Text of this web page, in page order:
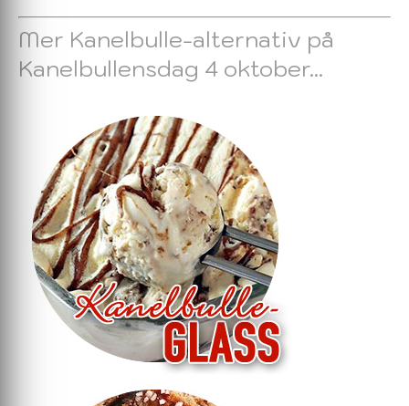
Mer Kanelbulle-alternativ på
Kanelbullensdag 4 oktober...